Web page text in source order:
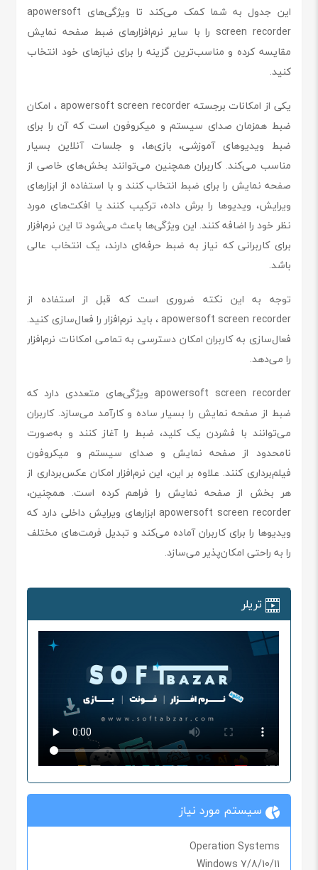
این جدول به شما کمک می‌کند تا ویژگی‌های apowersoft
screen recorder را با سایر نرم‌افزارهای ضبط صفحه نمایش
مقایسه کرده و مناسب‌ترین گزینه را برای نیازهای خود انتخاب
کنید.
یکی از امکانات برجسته apowersoft screen recorder ، امکان
ضبط همزمان صدای سیستم و میکروفون است که آن را برای
ضبط ویدیوهای آموزشی، بازی‌ها، و جلسات آنلاین بسیار
مناسب می‌کند. کاربران همچنین می‌توانند بخش‌های خاصی از
صفحه نمایش را برای ضبط انتخاب کنند و با استفاده از ابزارهای
ویرایش، ویدیوها را برش داده، ترکیب کنند یا افکت‌های مورد
نظر خود را اضافه کنند. این ویژگی‌ها باعث می‌شود تا این نرم‌افزار
برای کاربرانی که نیاز به ضبط حرفه‌ای دارند، یک انتخاب عالی
باشد.
توجه به این نکته ضروری است که قبل از استفاده از
apowersoft screen recorder ، باید نرم‌افزار را فعال‌سازی کنید.
فعال‌سازی به کاربران امکان دسترسی به تمامی امکانات نرم‌افزار
را می‌دهد.
apowersoft screen recorder ویژگی‌های متعددی دارد که
ضبط از صفحه نمایش را بسیار ساده و کارآمد می‌سازد. کاربران
می‌توانند با فشردن یک کلید، ضبط را آغاز کنند و به‌صورت
نامحدود از صفحه نمایش و صدای سیستم و میکروفون
فیلم‌برداری کنند. علاوه بر این، این نرم‌افزار امکان عکس‌برداری از
هر بخش از صفحه نمایش را فراهم کرده است. همچنین،
apowersoft screen recorder ابزارهای ویرایش داخلی دارد که
ویدیوها را برای کاربران آماده می‌کند و تبدیل فرمت‌های مختلف
را به راحتی امکان‌پذیر می‌سازد.
تریلر
سیستم مورد نیاز
Operation Systems
Windows 7/8/10/11